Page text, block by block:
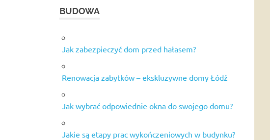
BUDOWA
Jak zabezpieczyć dom przed hałasem?
Renowacja zabytków – ekskluzywne domy Łódź
Jak wybrać odpowiednie okna do swojego domu?
Jakie są etapy prac wykończeniowych w budynku?